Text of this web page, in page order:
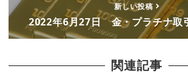
新しい投稿
2022年6月27日 金・プラチナ取
関連記事